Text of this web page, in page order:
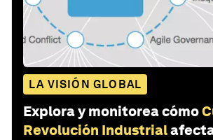
LA VISIÓN GLOBAL
Explora y monitorea cómo
Revolución Industrial